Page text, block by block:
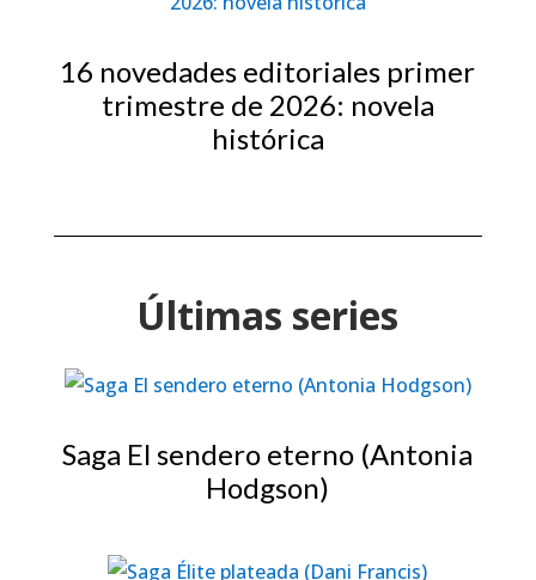
16 novedades editoriales primer
trimestre de 2026: novela
histórica
Últimas series
Saga El sendero eterno (Antonia
Hodgson)